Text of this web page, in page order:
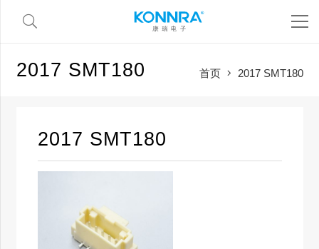
2017 SMT180 首页 2017 SMT180
2017 SMT180